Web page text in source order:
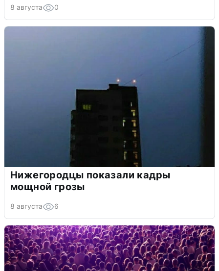
8 августа 0
Нижегородцы показали кадры
мощной грозы
8 августа 6